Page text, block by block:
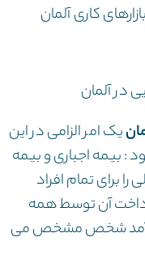
کاری آلمان
یک امر الزامی در این
اجباری و بیمه
برای تمام افراد
آن توسط همه
درآمد شخص مشخص می